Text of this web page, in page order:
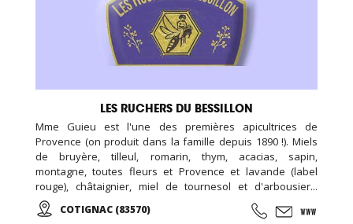
LES RUCHERS DU BESSILLON
Mme Guieu est l'une des premières apicultrices de
Provence (on produit dans la famille depuis 1890 !). Miels
de bruyère, tilleul, romarin, thym, acacias, sapin,
montagne, toutes fleurs et Provence et lavande (label
rouge), châtaignier, miel de tournesol et d'arbousier...
Gelée royale, essence de lavandin. Délicieux nougat et
pain d'épices, confiture de figues vertes... Ouvert toute
COTIGNAC (83570)